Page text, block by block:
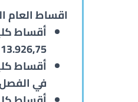
اقساط العام
أقساط
13.926,75 ليرة تركية في الفصل الواحد
في الفصل